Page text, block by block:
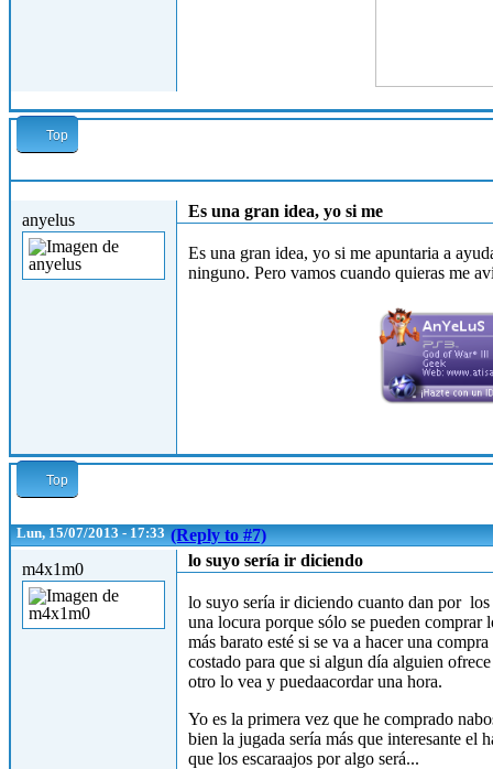
Top
anyelus Es una gran idea, yo si me
Es una gran idea, yo si me apuntaria a
ninguno. Pero vamos cuando quieras me
Top
Lun, 15/07/2013 - 17:33 (Reply to #7)
m4x1m0
lo suyo sería ir diciendo
lo suyo sería ir diciendo cuanto dan por los
una locura porque sólo se pueden comprar
más barato esté si se va a hacer una
costado para que si algun día alguien
otro lo vea y puedaacordar una hora.
Yo es la primera vez que he comprado
bien la jugada sería más que interesante el
que los escaraajos por algo será...